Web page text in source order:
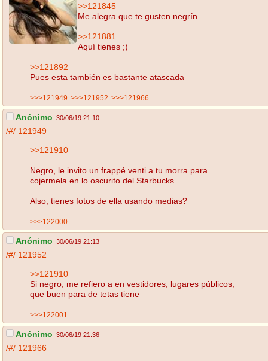
>>121845
Me alegra que te gusten negrín
>>121881
Aquí tienes ;)
>>121892
Pues esta también es bastante atascada
>>>121949 >>>121952 >>>121966
Anónimo 30/06/19 21:10
/#/ 121949
>>121910
Negro, le invito un frappé venti a tu morra para
cojermela en lo oscurito del Starbucks.
Also, tienes fotos de ella usando medias?
>>>122000
Anónimo 30/06/19 21:13
/#/ 121952
>>121910
Si negro, me refiero a en vestidores, lugares públicos,
que buen para de tetas tiene
>>>122001
Anónimo 30/06/19 21:36
/#/ 121966